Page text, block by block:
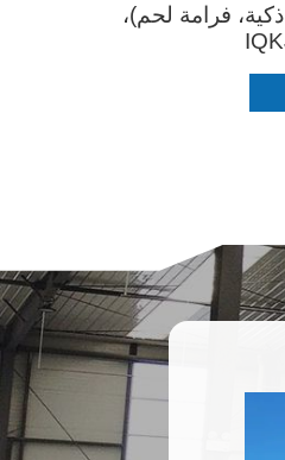
فرامة لحم)،